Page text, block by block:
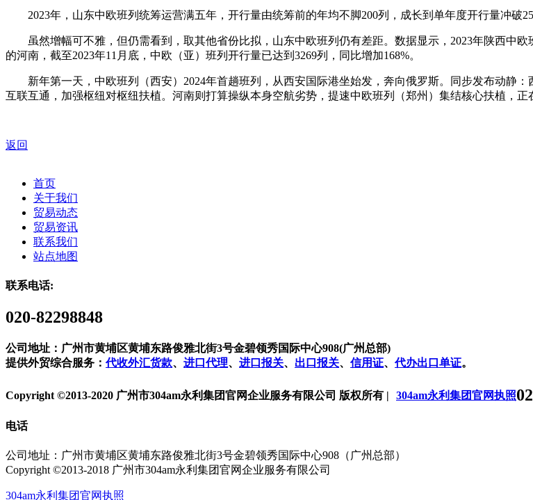
2023年，山东中欧班列统筹运营满五年，开行量由统筹前的年均不脚200列，成长到单年度开行量冲破
虽然增幅可不雅，但仍需看到，取其他省份比拟，山东中欧班列仍有差距。数据显示，2023年陕西中欧
的河南，截至2023年11月底，中欧（亚）班列开行量已达到3269列，同比增加168%。
新年第一天，中欧班列（西安）2024年首趟班列，从西安国际港坐始发，奔向俄罗斯。同步发布动静
互联互通，加强枢纽对枢纽扶植。河南则打算操纵本身空航劣势，提速中欧班列（郑州）集结核心扶植，
返回
首页
关于我们
贸易动态
贸易资讯
联系我们
站点地图
联系电话:
020-82298848
公司地址：广州市黄埔区黄埔东路俊雅北街3号金碧领秀国际中心908(广州总部)
提供外贸综合服务：代收外汇货款、 进口代理、 进口报关、 出口报关、 信用证、代办出口单证。
Copyright ©2013-2020 广州市304am永利集团官网企业服务有限公司 版权所有 | 304am永利集团官网执照
电话
公司地址：广州市黄埔区黄埔东路俊雅北街3号金碧领秀国际中心908（广州总部）
Copyright ©2013-2018 广州市304am永利集团官网企业服务有限公司
304am永利集团官网执照